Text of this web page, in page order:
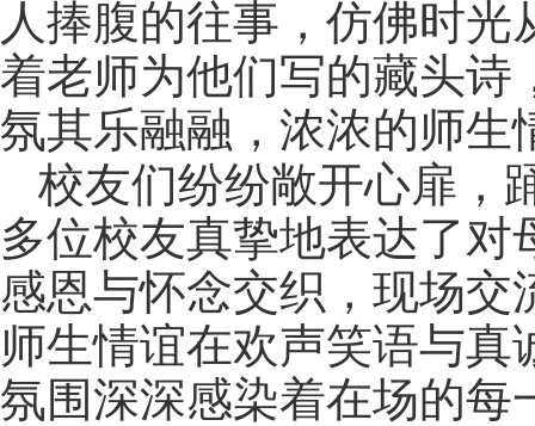
人捧腹的往事，仿佛时
着老师为他们写的藏头诗
氛其乐融融，浓浓的师生
校友们纷纷敞开心扉，
多位校友真挚地表达了
感恩与怀念交织，现场交
师生情谊在欢声笑语与
氛围深深感染着在场的每